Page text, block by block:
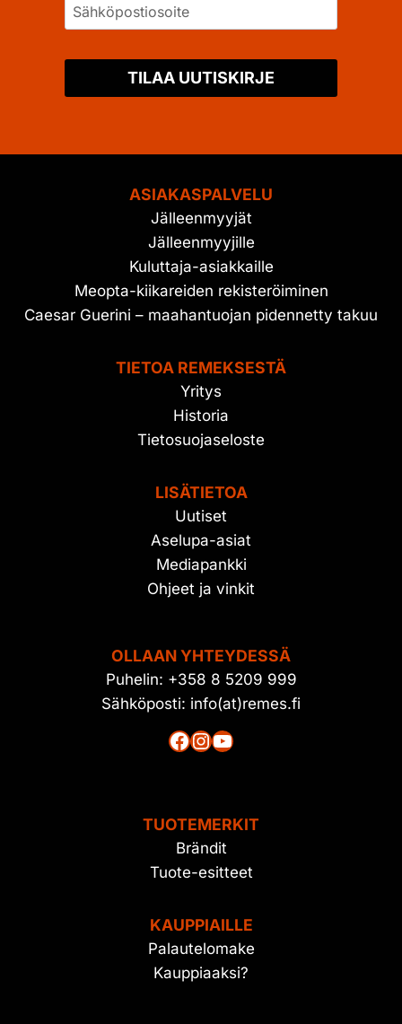
TILAA UUTISKIRJE
ASIAKASPALVELU
Jälleenmyyjät
Jälleenmyyjille
Kuluttaja-asiakkaille
Meopta-kiikareiden rekisteröiminen
Caesar Guerini – maahantuojan pidennetty takuu
TIETOA REMEKSESTÄ
Yritys
Historia
Tietosuojaseloste
LISÄTIETOA
Uutiset
Aselupa-asiat
Mediapankki
Ohjeet ja vinkit
OLLAAN YHTEYDESSÄ
Puhelin: +358 8 5209 999
Sähköposti: info(at)remes.fi
Facebook
Instagram
YouTube
TUOTEMERKIT
Brändit
Tuote-esitteet
KAUPPIAILLE
Palautelomake
Kauppiaaksi?